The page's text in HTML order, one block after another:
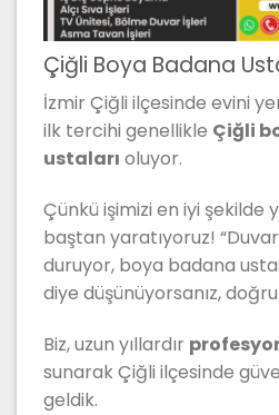
Çiğli Boya Badana
İzmir Çiğli ilçesinde evini
ilk tercihi genellikle Çiğli
ustaları oluyor.
Çünkü işimizi en iyi şekilde
baştan yaratıyoruz!
duruyor, boya badana
diye düşünüyorsanız,
Biz, uzun yıllardır
sunarak Çiğli ilçesinde
geldik.